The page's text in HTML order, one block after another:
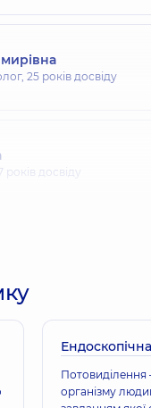
25 років досвіду
років досвіду
Потовиділення
організму